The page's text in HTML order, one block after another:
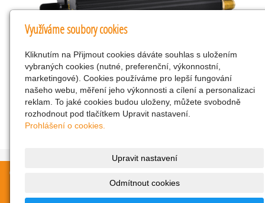
© 2026
Mapa webu
Využíváme soubory cookies
Kliknutím na Přijmout cookies dáváte souhlas s uložením
vybraných cookies (nutné, preferenční, výkonnostní,
marketingové). Cookies používáme pro lepší fungování
našeho webu, měření jeho výkonnosti a cílení a personalizaci
reklam. To jaké cookies budou uloženy, můžete svobodně
rozhodnout pod tlačítkem Upravit nastavení.
Prohlášení o cookies.
Upravit nastavení
Odmítnout cookies